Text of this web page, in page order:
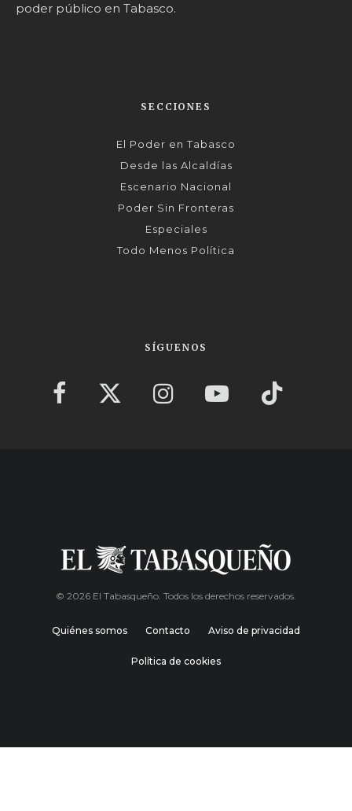
poder público en Tabasco.
SECCIONES
El Poder en Tabasco
Desde las Alcaldías
Escenario Nacional
Poder Sin Fronteras
Especiales
Todo Menos Política
SÍGUENOS
© 2026 El Tabasqueño. Todos los derechos reservados.
Quiénes somos Contacto Aviso de privacidad
Política de cookies